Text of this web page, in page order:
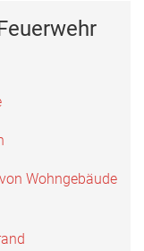
Wohngebäude